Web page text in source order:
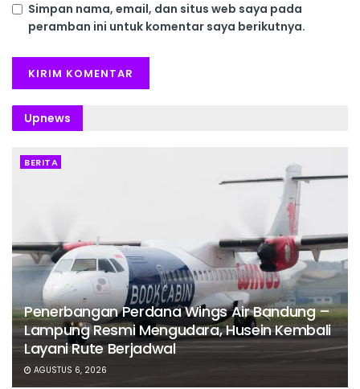
Simpan nama, email, dan situs web saya pada
peramban ini untuk komentar saya berikutnya.
Upnews
BERITA
Penerbangan Perdana Wings Air Bandung –
Lampung Resmi Mengudara, Husein Kembali
Layani Rute Berjadwal
AGUSTUS 6, 2026